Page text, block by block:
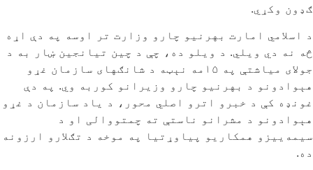
ګډون وکړي.
د اسلامي امارت بهرنیو چارو وزارت تر اوسه په دې اړه
څه نه دي ویلي. د ویلو ده، چې د چین تیانجین ښار به د
جولای میاشتې په ۱۵مه نېټه د شانګهای سازمان غړو
هېوادونو د بهرنیو چارو وزیرانو کوربه وي. په دې
غونډه کې د خبرو اترو اصلي محور، د یاد سازمان د غړو
هېوادونو د مشرانو ناستې ته چمتووالی او د
سیمه‌ییزو همکاریو پیاوړتیا په موخه د تګلارو ارزونه
ده.